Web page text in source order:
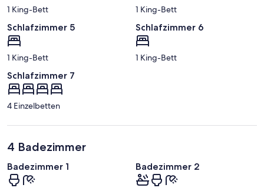
1 King-Bett 1 King-Bett
Schlafzimmer 5
1 King-Bett
Schlafzimmer 6
1 King-Bett
Schlafzimmer 7
4 Einzelbetten
4 Badezimmer
Badezimmer 1 Badezimmer 2